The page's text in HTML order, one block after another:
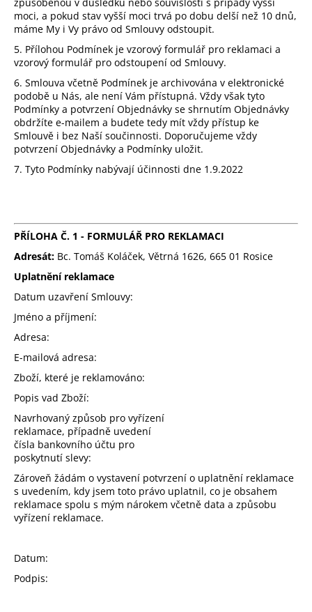
moci, a pokud stav vyšší moci trvá po dobu delší než 10 dnů,
máme My i Vy právo od Smlouvy odstoupit.
5. Přílohou Podmínek je vzorový formulář pro reklamaci a
vzorový formulář pro odstoupení od Smlouvy.
6. Smlouva včetně Podmínek je archivována v elektronické
podobě u Nás, ale není Vám přístupná. Vždy však tyto
Podmínky a potvrzení Objednávky se shrnutím Objednávky
obdržíte e-mailem a budete tedy mít vždy přístup ke
Smlouvě i bez Naší součinnosti. Doporučujeme vždy
potvrzení Objednávky a Podmínky uložit.
7. Tyto Podmínky nabývají účinnosti dne 1.9.2022
PŘÍLOHA Č. 1 - FORMULÁŘ PRO REKLAMACI
Adresát: Bc. Tomáš Koláček, Větrná 1626, 665 01 Rosice
Uplatnění reklamace
Datum uzavření Smlouvy:
Jméno a příjmení:
Adresa:
E-mailová adresa:
Zboží, které je reklamováno:
Popis vad Zboží:
Navrhovaný způsob pro vyřízení
reklamace, případně uvedení
čísla bankovního účtu pro
poskytnutí slevy:
Zároveň žádám o vystavení potvrzení o uplatnění reklamace
s uvedením, kdy jsem toto právo uplatnil, co je obsahem
reklamace spolu s mým nárokem včetně data a způsobu
vyřízení reklamace.
Datum:
Podpis: